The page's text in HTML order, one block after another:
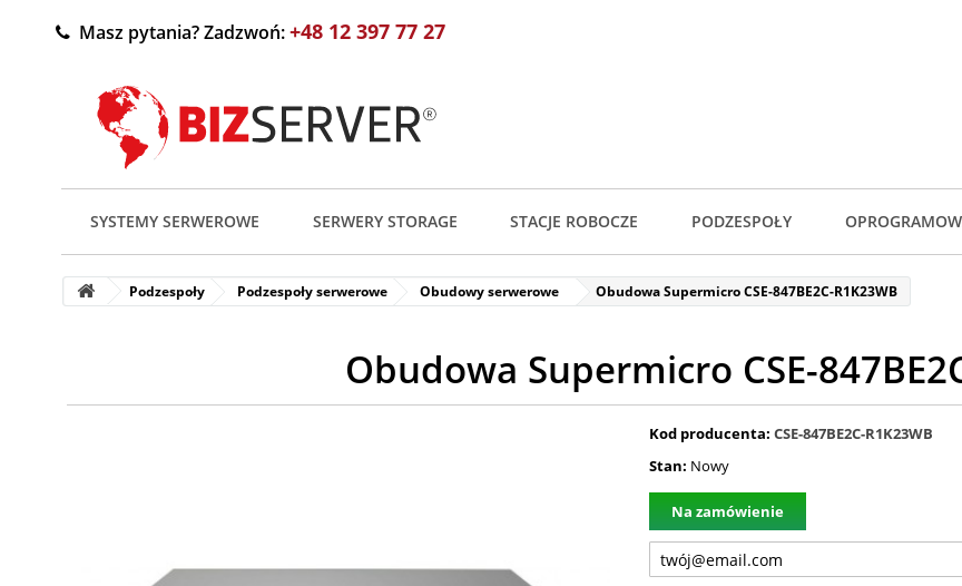
Masz pytania? Zadzwoń:+48 12 397 77 27
SYSTEMY SERWEROWE SERWERY STORAGE STACJE ROBOCZE PODZESPOŁY
Podzespoły Podzespoły serwerowe Obudowy serwerowe Obudowa Supermicro CSE-847BE2C-R1K23WB
Obudowa Supermicro CSE-
Kod producenta: CSE-847BE2C-R1K23WB
Stan: Nowy
Na zamówienie